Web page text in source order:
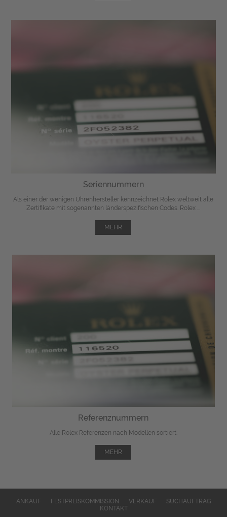
Seriennummern
Als einer der wenigen Uhrenhersteller kennzeichnet Rolex weltweit alle
Zertifikate mit sogenannten länderspezifischen Codes. Rolex ...
MEHR
Referenznummern
Alle Rolex Referenzen nach Modellen sortiert.
MEHR
ANKAUF FESTPREISKOMMISSION VERKAUF
SUCHAUFTRAG
KONTAKT